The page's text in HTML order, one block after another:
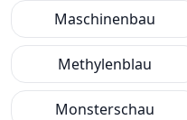
Maschinenbau
Methylenblau
Monsterschau